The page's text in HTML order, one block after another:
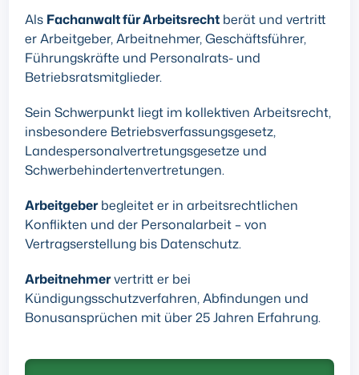
Als Fachanwalt für Arbeitsrecht berät und vertritt
er Arbeitgeber, Arbeitnehmer, Geschäftsführer,
Führungskräfte und Personalrats- und
Betriebsratsmitglieder.
Sein Schwerpunkt liegt im kollektiven Arbeitsrecht,
insbesondere Betriebsverfassungsgesetz,
Landespersonalvertretungsgesetze und
Schwerbehindertenvertretungen.
Arbeitgeberbegleitet er in arbeitsrechtlichen
Konflikten und der Personalarbeit – von
Vertragserstellung bis Datenschutz.
Arbeitnehmervertritt er bei
Kündigungsschutzverfahren, Abfindungen und
Bonusansprüchen mit über 25 Jahren Erfahrung.